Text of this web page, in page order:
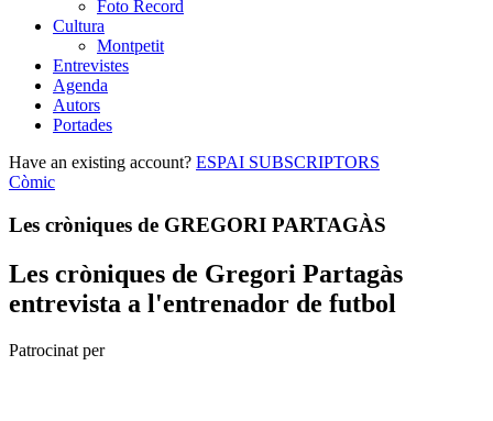
Foto Record
Cultura
Montpetit
Entrevistes
Agenda
Autors
Portades
Have an existing account? ESPAI SUBSCRIPTORS
Còmic
Les cròniques de GREGORI PARTAGÀS
Les cròniques de Gregori Partagàs
entrevista a l'entrenador de futbol
Patrocinat per